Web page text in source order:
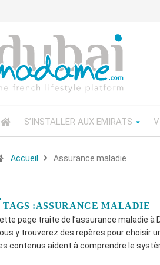
S’INSTALLER AUX EMIRATS
Accueil Assurance maladie
TAGS :ASSURANCE MALADIE
page traite de l’assurance maladie à
y trouverez des repères pour choisir
contenus aident à comprendre le